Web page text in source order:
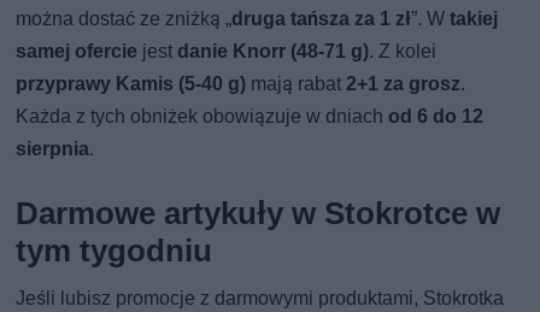
można dostać ze zniżką „druga tańsza za 1 zł”. Wtakiej
samej ofercie jest danie Knorr (48-71 g). Z kolei
przyprawy Kamis (5-40 g) mają rabat2+1 za grosz.
Każda z tych obniżek obowiązuje w dniach od 6 do 12
sierpnia.
Darmowe artykuły w Stokrotce w
tym tygodniu
Jeśli lubisz promocje z darmowymi produktami, Stokrotka